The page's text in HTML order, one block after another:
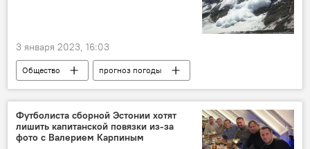
3 января 2023, 16:03
Общество прогноз погоды
Футболиста сборной Эстонии хотят
лишить капитанской повязки из-за
фото с Валерием Карпиным